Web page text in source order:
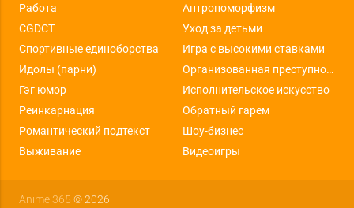
Работа
Антропоморфизм
CGDCT
Уход за детьми
Спортивные единоборства
Игра с высокими ставками
Идолы (парни)
Организованная преступность
Гэг юмор
Исполнительское искусство
Реинкарнация
Обратный гарем
Романтический подтекст
Шоу-бизнес
Выживание
Видеоигры
Anime 365 © 2026